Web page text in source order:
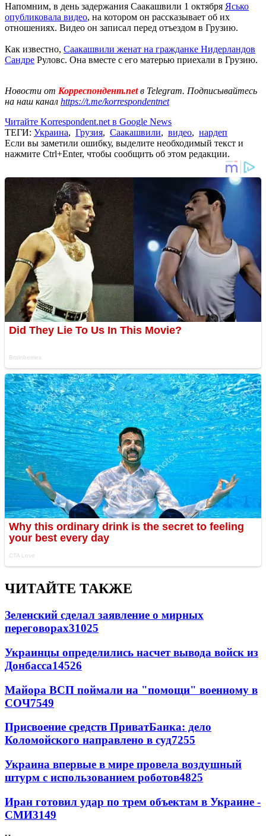
Напомним, в день задержания Саакашвили 1 октября Ясько
опубликовала видео, на котором он рассказывает об их
отношениях. Видео он записал перед отъездом в Грузию.
Как известно, Саакашвили женат на гражданке Нидерландов
Сандре Руловс. Она вместе с его матерью приехали в Грузию.
Новости от Корреспондент.netв Telegram. Подписывайтесь
на наш канал https://t.me/korrespondentnet
Читайте Korrespondent.net в Google News
ТЕГИ: Украина, Грузия, Саакашвили, видео, нардеп
Если вы заметили ошибку, выделите необходимый текст и
нажмите Ctrl+Enter, чтобы сообщить об этом редакции.
ЧИТАЙТЕ ТАКЖЕ
Зеленский сделал заявление о мирных
переговорах31025
Украинцы определились насчет вывода войск из
Донбасса14526
Майора ВСП поймали на "помощи" военному в
СОЧ7549
Присвоение средств ПриватБанка: дело
Коломойского направлено в суд7255
Украина впервые в мире провела воздушный
штурм с использованием роботов4825
Иран готовил удар по трем объектам в Украине -
СМИ3149